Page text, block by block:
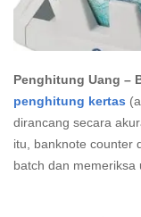
Penghitung Uang –
penghitung kertas
dirancang secara
itu, banknote counter
batch dan memeriksa